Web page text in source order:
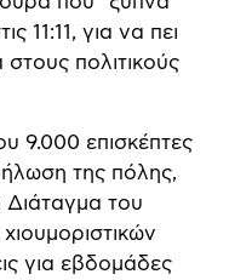
11:11, για να πει
πολιτικούς
9.000 επισκέπτες
της πόλης,
του
για εβδομάδες